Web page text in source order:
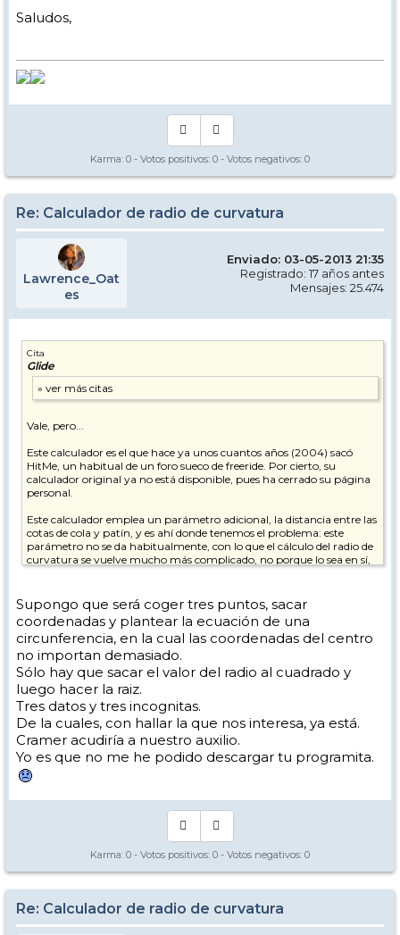
Saludos,
Karma: 0 - Votos positivos: 0 - Votos negativos: 0
Re: Calculador de radio de curvatura
Lawrence_Oat
es
Enviado: 03-05-2013 21:35
Registrado: 17 años antes
Mensajes: 25.474
Cita
Glide
Vale, pero...
Este calculador es el que hace ya unos cuantos años (2004) sacó
HitMe, un habitual de un foro sueco de freeride. Por cierto, su
calculador original ya no está disponible, pues ha cerrado su página
personal.
Este calculador emplea un parámetro adicional, la distancia entre las
cotas de cola y patín, y es ahí donde tenemos el problema: este
parámetro no se da habitualmente, con lo que el cálculo del radio de
curvatura se vuelve mucho más complicado, no porque lo sea en sí,
Mi idea era obtener una herramienta sencilla y rápida para
comparar esquís según su radio de curvatura. Por eso preferí
ceñirme exclusivamente a los datos que habitualmente se publican:
longitud y cotas de espátula, patín y cola.
Otra cuestión: no sé si será porque el calculador de HitMe tiene ya casi
diez años y quizá lo diseñó para lineas de cotas más rectas, pero en
algunos cálculos que he hecho estima por exceso. De todos modos,
mi muestreo deja que desear, porque sólo he podido calcular los de los
dos pares de esquís que tengo a mano - el problema de tener que
medir...
Saludos,
Supongo que será coger tres puntos, sacar
coordenadas y plantear la ecuación de una
circunferencia, en la cual las coordenadas del centro
no importan demasiado.
Sólo hay que sacar el valor del radio al cuadrado y
luego hacer la raiz.
Tres datos y tres incognitas.
De la cuales, con hallar la que nos interesa, ya está.
Cramer acudiría a nuestro auxilio.
Yo es que no me he podido descargar tu programita.
Karma: 0 - Votos positivos: 0 - Votos negativos: 0
Re: Calculador de radio de curvatura